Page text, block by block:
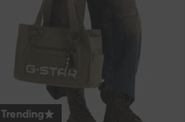
Trending